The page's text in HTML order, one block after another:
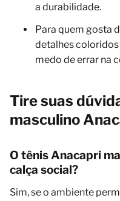
a durabilidade.
Para quem gosta
detalhes
medo de errar na
Tire suas
masculino
O tênis Anacapri
calça social?
Sim, se o ambiente